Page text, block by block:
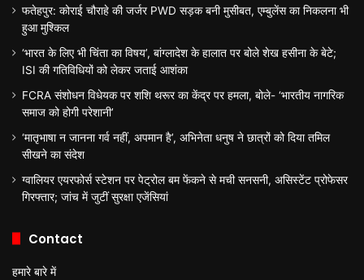
फतेहपुर: कोराई चौराहे की जर्जर PWD सड़क बनी मुसीबत, एम्बुलेंस का निकलना भी
हुआ मुश्किल
‘भारत के लिए भी चिंता का विषय’, बांग्लादेश के हालात पर बोले शेख हसीना के बेटे;
ISI की गतिविधियों को लेकर जताई आशंका
FCRA संशोधन विधेयक पर शशि थरूर का केंद्र पर हमला, बोले- ‘भारतीय नागरिक
समाज को होगी परेशानी’
‘मातृभाषा न जानना गर्व नहीं, अपमान है’, अभिनेता धनुष ने छात्रों को दिया तमिल
सीखने का संदेश
ग्वालियर एयरफोर्स स्टेशन पर पेट्रोल बम फेंकने से मची सनसनी, असिस्टेंट प्रोफेसर
गिरफ्तार; जांच में जुटीं सुरक्षा एजेंसियां
Contact
हमारे बारे में